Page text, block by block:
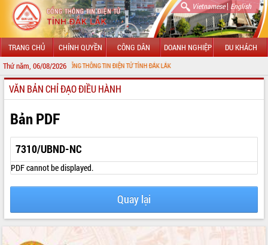
Vietnamese| English
TRANG CHỦ CHÍNH QUYỀN CÔNG DÂN DOANH NGHIỆP DU KHÁCH
Thứ năm, 06/08/2026
ĐẾN VỚI CỔNG THÔNG TIN ĐIỆN TỬ TỈNH ĐẮK LẮK
GIỚI THIỆU
LÃNH ĐẠO UBND TỈNH
TIN TỨC SỰ KIỆN
SỞ, BAN, NGÀNH
UBND CÁC XÃ, PHƯỜNG
THÔNG TIN CHỈ ĐẠO ĐIỀU HÀNH
VĂN BẢN CHỈ ĐẠO ĐIỀU HÀNH
Bản PDF
7310/UBND-NC
PDF cannot be displayed.
Quay lại